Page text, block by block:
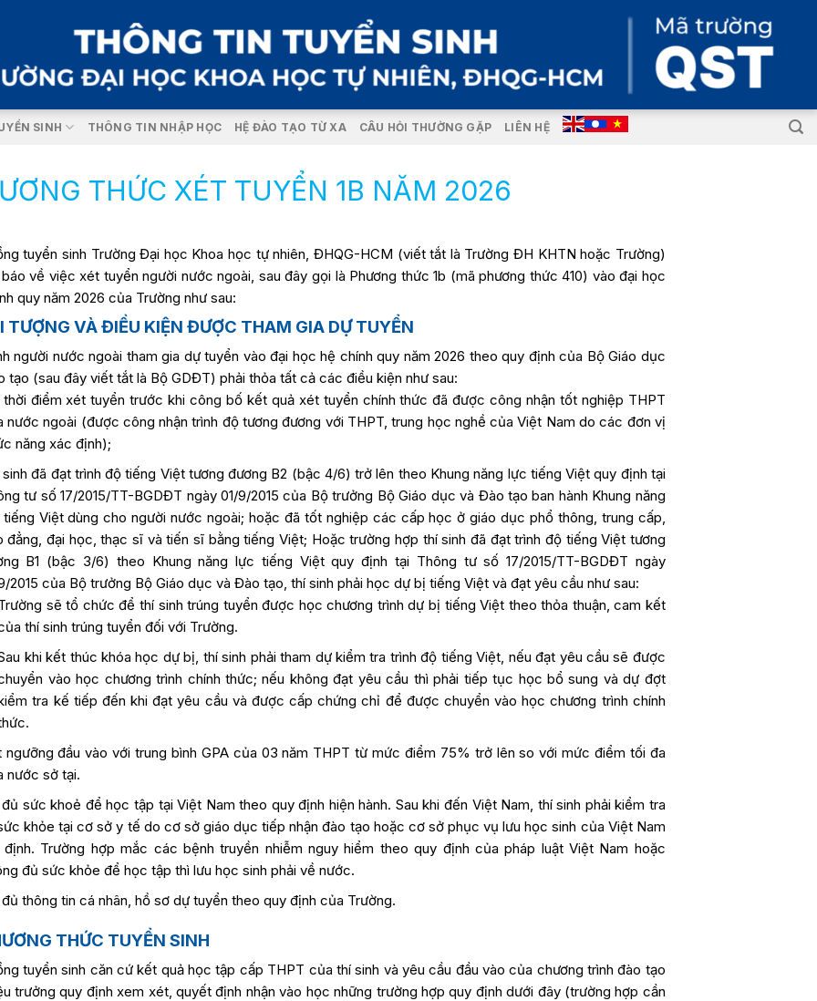
SINH THÔNG TIN NHẬP HỌC HỆ ĐÀO TẠO TỪ XA CÂU HỎI THƯỜNG GẶP LIÊN HỆ
THỨC XÉT TUYỂN 1B NĂM 2026
tuyển sinh Trường Đại học Khoa học tự nhiên, ĐHQG-HCM (viết tắt là Trường ĐH KHTN hoặc Trường)
về việc xét tuyển người nước ngoài, sau đây gọi là Phương thức 1b (mã phương thức 410) vào đại học
quy năm 2026 của Trường như sau:
TƯỢNG VÀ ĐIỀU KIỆN ĐƯỢC THAM GIA DỰ TUYỂN
người nước ngoài tham gia dự tuyển vào đại học hệ chính quy năm 2026 theo quy định của Bộ Giáo dục
tạo (sau đây viết tắt là Bộ GDĐT) phải thỏa tất cả các điều kiện như sau:
thời điểm xét tuyển trước khi công bố kết quả xét tuyển chính thức đã được công nhận tốt nghiệp THPT
nước ngoài (được công nhận trình độ tương đương với THPT, trung học nghề của Việt Nam do các đơn vị
năng xác định);
sinh đã đạt trình độ tiếng Việt tương đương B2 (bậc 4/6) trở lên theo Khung năng lực tiếng Việt quy định tại
tư số 17/2015/TT-BGDĐT ngày 01/9/2015 của Bộ trưởng Bộ Giáo dục và Đào tạo ban hành Khung năng
Việt dùng cho người nước ngoài; hoặc đã tốt nghiệp các cấp học ở giáo dục phổ thông, trung cấp,
đẳng, đại học, thạc sĩ và tiến sĩ bằng tiếng Việt; Hoặc trường hợp thí sinh đã đạt trình độ tiếng Việt tương
B1 (bậc 3/6) theo Khung năng lực tiếng Việt quy định tại Thông tư số 17/2015/TT-BGDĐT ngày
2015 của Bộ trưởng Bộ Giáo dục và Đào tạo, thí sinh phải học dự bị tiếng Việt và đạt yêu cầu như sau:
sẽ tổ chức để thí sinh trúng tuyển được học chương trình dự bị tiếng Việt theo thỏa thuận, cam kết
thí sinh trúng tuyển đối với Trường.
khi kết thúc khóa học dự bị, thí sinh phải tham dự kiểm tra trình độ tiếng Việt, nếu đạt yêu cầu sẽ được
vào học chương trình chính thức; nếu không đạt yêu cầu thì phải tiếp tục học bổ sung và dự đợt
tra kế tiếp đến khi đạt yêu cầu và được cấp chứng chỉ để được chuyển vào học chương trình chính
ngưỡng đầu vào với trung bình GPA của 03 năm THPT từ mức điểm 75% trở lên so với mức điểm tối đa
nước sở tại.
sức khoẻ để học tập tại Việt Nam theo quy định hiện hành. Sau khi đến Việt Nam, thí sinh phải kiểm tra
khỏe tại cơ sở y tế do cơ sở giáo dục tiếp nhận đào tạo hoặc cơ sở phục vụ lưu học sinh của Việt Nam
Trường hợp mắc các bệnh truyền nhiễm nguy hiểm theo quy định của pháp luật Việt Nam hoặc
đủ sức khỏe để học tập thì lưu học sinh phải về nước.
thông tin cá nhân, hồ sơ dự tuyển theo quy định của Trường.
THỨC TUYỂN SINH
tuyển sinh căn cứ kết quả học tập cấp THPT của thí sinh và yêu cầu đầu vào của chương trình đào tạo
trưởng quy định xem xét, quyết định nhận vào học những trường hợp quy định dưới đây (trường hợp cần